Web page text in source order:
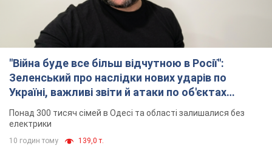
"Війна буде все більш відчутною в Росії":
Зеленський про наслідки нових ударів по
Україні, важливі звіти й атаки по об'єктах
ворога. Відео
Понад 300 тисяч сімей в Одесі та області залишалися без
електрики
10 годин тому 139,0 т.